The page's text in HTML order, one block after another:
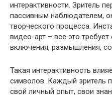
интерактивности. Зритель
пассивным наблюдателем,
творческого процесса.
видео-арт – все это требует
включения, размышления,
Такая интерактивность
символов. Каждый зритель
свой личный опыт, свои